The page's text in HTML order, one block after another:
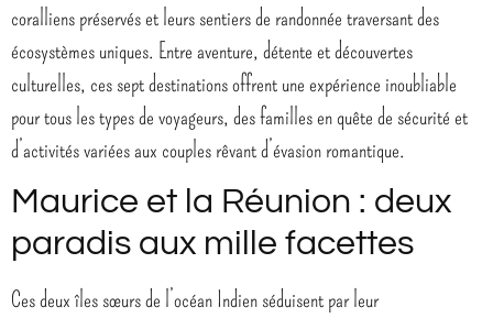
coralliens préservés et leurs sentiers de randonnée traversant des
écosystèmes uniques. Entre aventure, détente et découvertes
culturelles, ces sept destinations offrent une expérience inoubliable
pour tous les types de voyageurs, des familles en quête de sécurité et
d’activités variées aux couples rêvant d’évasion romantique.
Maurice et la Réunion : deux
paradis aux mille facettes
Ces deux îles sœurs de l’océan Indien séduisent par leur